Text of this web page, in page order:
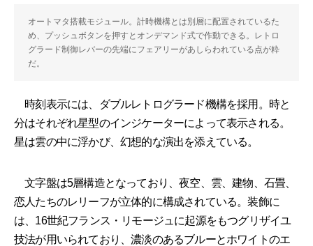
オートマタ搭載モジュール。計時機構とは別層に配置されているた
め、プッシュボタンを押すとオンデマンド式で作動できる。レトロ
グラード制御レバーの先端にフェアリーがあしらわれている点が粋
だ。
時刻表示には、ダブルレトログラード機構を採用。時と
分はそれぞれ星型のインジケーターによって表示される。
星は雲の中に浮かび、幻想的な演出を添えている。
文字盤は5層構造となっており、夜空、雲、建物、石畳、
恋人たちのレリーフが立体的に構成されている。装飾に
は、16世紀フランス・リモージュに起源をもつグリザイユ
技法が用いられており、濃淡のあるブルーとホワイトのエ